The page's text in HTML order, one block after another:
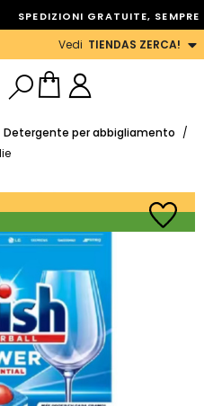
SPEDIZIONI GRATUITE, SEMPRE
Vedi TIENDAS ZERCA!
Detergente per abbigliamento /